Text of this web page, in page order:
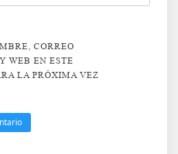
CORREO
WEB EN ESTE
LA PRÓXIMA VEZ